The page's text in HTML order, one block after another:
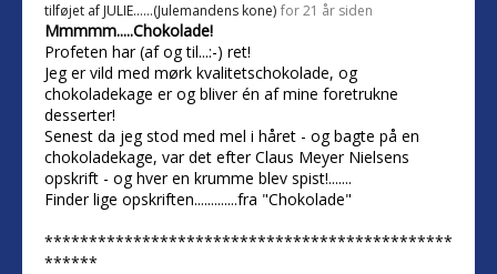
tilføjet af JULIE......(Julemandens kone) for 21 år siden
Mmmmm.....Chokolade!
Profeten har (af og til...:-) ret!
Jeg er vild med mørk kvalitetschokolade, og
chokoladekage er og bliver én af mine foretrukne
desserter!
Senest da jeg stod med mel i håret - og bagte på en
chokoladekage, var det efter Claus Meyer Nielsens
opskrift - og hver en krumme blev spist!.......
Finder lige opskriften.............fra "Chokolade"
**********************************************
******